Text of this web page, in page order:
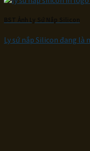
Ly sứ nắp Silicon đang là